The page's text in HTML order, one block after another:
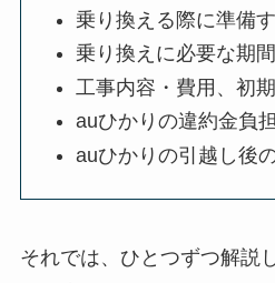
乗り換える際に準備
乗り換えに必要な期間
工事内容・費用、初
auひかりの違約金負
auひかりの引越し後
それでは、ひとつずつ解説